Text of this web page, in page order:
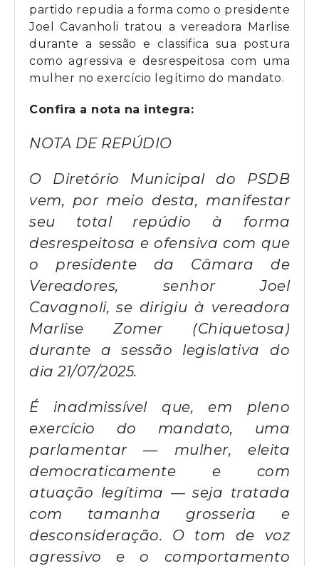
partido repudia a forma como o presidente
Joel Cavanholi tratou a vereadora Marlise
durante a sessão e classifica sua postura
como agressiva e desrespeitosa com uma
mulher no exercício legítimo do mandato.
Confira a nota na integra:
NOTA DE REPÚDIO
O Diretório Municipal do PSDB
vem, por meio desta, manifestar
seu total repúdio à forma
desrespeitosa e ofensiva com que
o presidente da Câmara de
Vereadores, senhor Joel
Cavagnoli, se dirigiu à vereadora
Marlise Zomer (Chiquetosa)
durante a sessão legislativa do
dia 21/07/2025.
É inadmissível que, em pleno
exercício do mandato, uma
parlamentar — mulher, eleita
democraticamente e com
atuação legítima — seja tratada
com tamanha grosseria e
desconsideração. O tom de voz
agressivo e o comportamento